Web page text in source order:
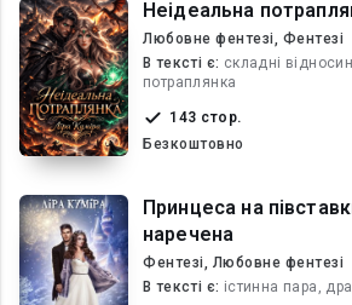
Неідеальна
Любовне фентезі, Фентезі
В текcті є: складні
потраплянка
143 стор.
Безкоштовно
Принцеса на
наречена
Фентезі, Любовне фентезі
В текcті є: істинна пара,